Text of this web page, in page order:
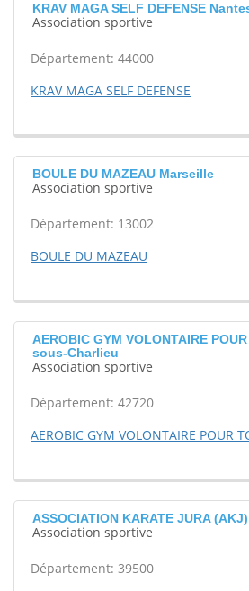
KRAV MAGA SELF DEFENSE
Association sportive
Département: 44000
KRAV MAGA SELF DEFENSE
BOULE DU MAZEAU Marseille
Association sportive
Département: 13002
BOULE DU MAZEAU
AEROBIC GYM VOLONTAIRE
sous-Charlieu
Association sportive
Département: 42720
AEROBIC GYM VOLONTAIRE POUR
ASSOCIATION KARATE JURA
Association sportive
Département: 39500